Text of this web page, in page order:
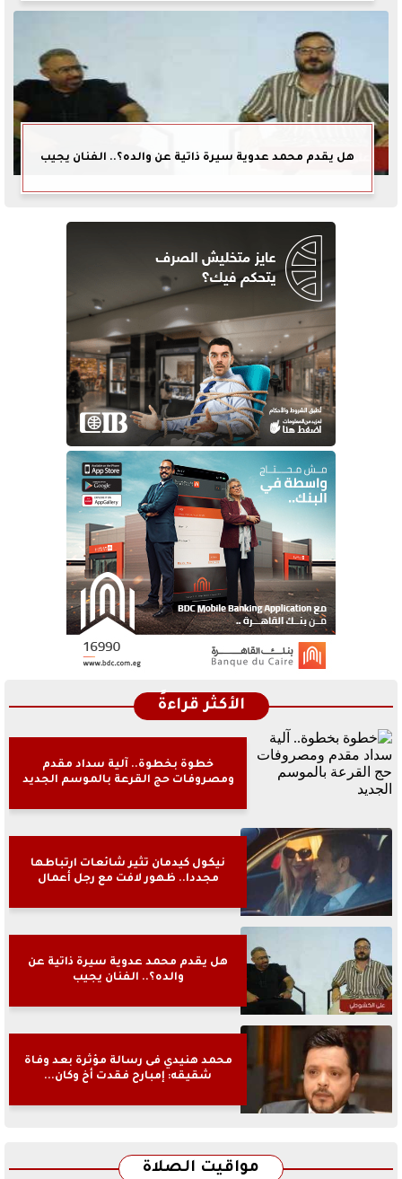
هل يقدم محمد عدوية سيرة ذاتية عن والده؟.. الفنان يجيب
الأكثر قراءةً
خطوة بخطوة.. آلية سداد مقدم
ومصروفات حج القرعة بالموسم الجديد
نيكول كيدمان تثير شائعات ارتباطها
مجددا.. ظهور لافت مع رجل أعمال
هل يقدم محمد عدوية سيرة ذاتية عن
والده؟.. الفنان يجيب
محمد هنيدي فى رسالة مؤثرة بعد وفاة
شقيقه: إمبارح فقدت أخ وكان...
مواقيت الصلاة